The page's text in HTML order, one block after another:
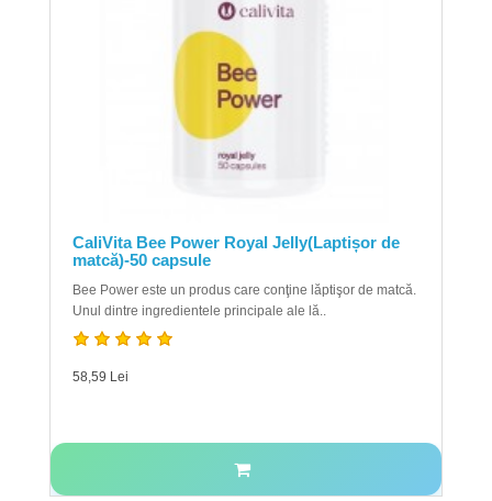
CaliVita Bee Power Royal Jelly(Laptișor de
matcă)-50 capsule
Bee Power este un produs care conţine lăptişor de matcă.
Unul dintre ingredientele principale ale lă..
58,59 Lei